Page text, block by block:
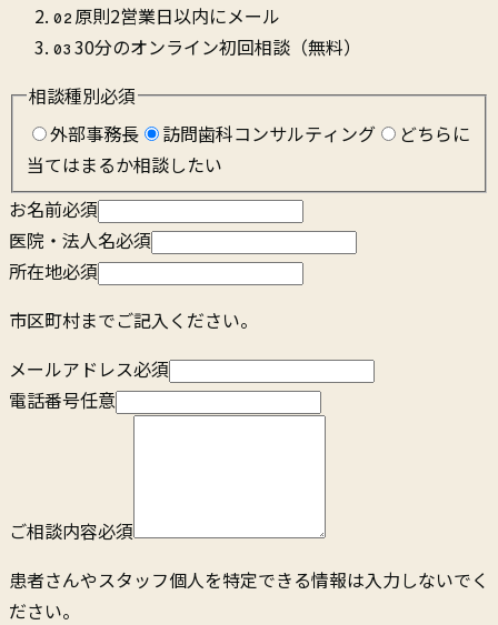
02 原則2営業日以内にメール
03 30分のオンライン初回相談（無料）
相談種別必須
外部事務長
訪問歯科コンサルティング
どちらに
当てはまるか相談したい
お名前必須
医院・法人名必須
所在地必須
市区町村までご記入ください。
メールアドレス必須
電話番号任意
ご相談内容必須
患者さんやスタッフ個人を特定できる情報は入力しないでく
ださい。